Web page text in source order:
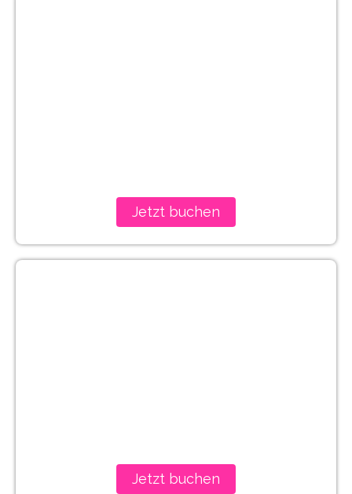
Jetzt buchen
Jetzt buchen